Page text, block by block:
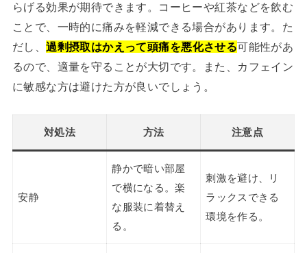
らげる効果が期待できます。コーヒーや紅茶などを飲む
ことで、一時的に痛みを軽減できる場合があります。た
だし、過剰摂取はかえって頭痛を悪化させる可能性があ
るので、適量を守ることが大切です。また、カフェイン
に敏感な方は避けた方が良いでしょう。
対処法 方法 注意点
安静
静かで暗い部屋
で横になる。楽
な服装に着替え
る。
刺激を避け、リ
ラックスできる
環境を作る。